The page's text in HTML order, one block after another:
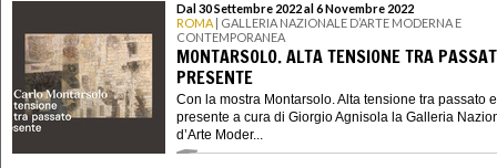
Dal 30 Settembre 2022 al 6 Novembre 2022
ROMA | GALLERIA NAZIONALE D’ARTE MODERNA E
CONTEMPORANEA
MONTARSOLO. ALTA TENSIONE TRA
PRESENTE
Con la mostra Montarsolo. Alta tensione tra passato e
presente a cura di Giorgio Agnisola la Galleria
d’Arte Moder...